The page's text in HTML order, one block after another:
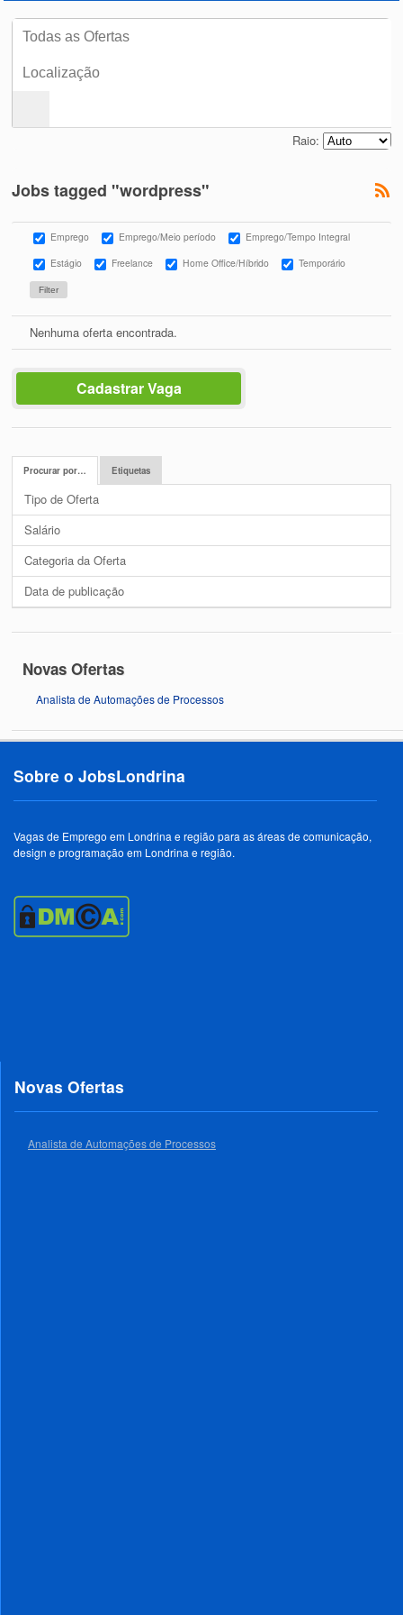
Raio:
Jobs tagged "wordpress"
Emprego Emprego/Meio período
Emprego/Tempo Integral
Estágio
Freelance Home Office/Híbrido Temporário
Nenhuma oferta encontrada.
Cadastrar Vaga
Procurar por… Etiquetas
Tipo de Oferta
Salário
Categoria da Oferta
Data de publicação
Novas Ofertas
Analista de Automações de Processos
Sobre o JobsLondrina
Vagas de Emprego em Londrina e região para as áreas de comunicação,
design e programação em Londrina e região.
Novas Ofertas
Analista de Automações de Processos